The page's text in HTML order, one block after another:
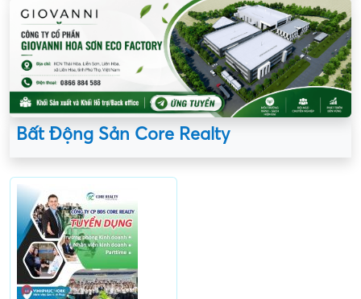
Bất Động Sản Core Realty